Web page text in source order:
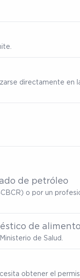
directamente en
de petróleo
o por un
de
de Salud.
obtener el